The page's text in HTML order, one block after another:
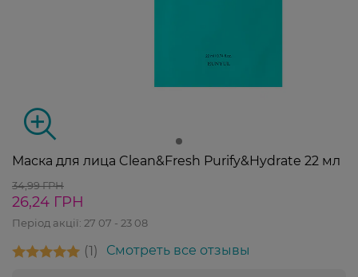
Маска для лица Clean&Fresh Purify&Hydrate 22 мл
34,99 ГРН
26,24 ГРН
Період акції: 27 07 - 23 08
1 Смотреть все отзывы